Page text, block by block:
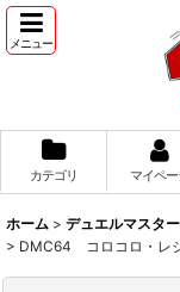
メニュー
カテゴリ マイペ
ホーム > デュエルマスタ
> DMC64 コロコロ・レ